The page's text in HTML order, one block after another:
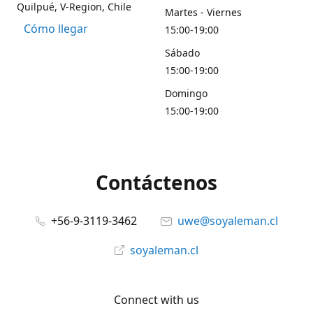
Quilpué, V-Region, Chile
Cómo llegar
Martes - Viernes
15:00-19:00
Sábado
15:00-19:00
Domingo
15:00-19:00
Contáctenos
+56-9-3119-3462
uwe@soyaleman.cl
soyaleman.cl
Connect with us